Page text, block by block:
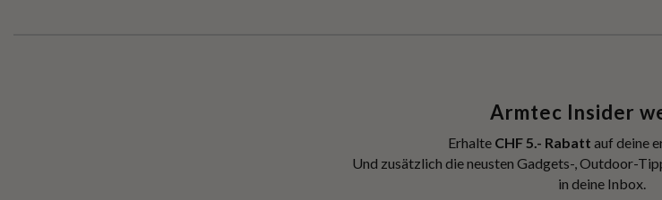
Armtec Insider
Erhalte CHF 5.- Rabatt auf deine
Und zusätzlich die neusten Gadgets-, Outdoor-
in deine Inbox.